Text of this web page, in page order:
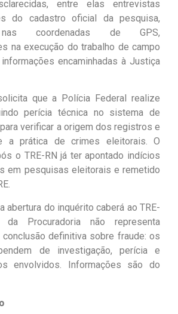
entre elas entrevistas
do cadastro oficial da pesquisa,
nas coordenadas de GPS,
na execução do trabalho de campo
encaminhadas à Justiça
que a Polícia Federal realize
perícia técnica no sistema de
verificar a origem dos registros e
a prática de crimes eleitorais. O
o TRE-RN já ter apontado indícios
em pesquisas eleitorais e remetido
abertura do inquérito caberá ao TRE-
Procuradoria não representa
conclusão definitiva sobre fraude: os
de investigação, perícia e
envolvidos. Informações são do